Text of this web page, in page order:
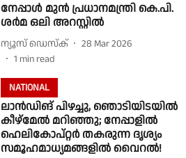
നേപ്പാൾ മുൻ പ്രധാനമന്ത്രി കെ.പി.
ശർമ ഒലി അറസ്റ്റിൽ
ന്യൂസ് ഡെസ്ക്
28 Mar 2026
1 min read
NATIONAL
ലാൻഡിങ് പിഴച്ചു, ഞൊടിയിടയിൽ
കീഴ്മേൽ മറിഞ്ഞു; നേപ്പാളിൽ
ഹെലികോപ്റ്റർ തകരുന്ന ദൃശ്യം
സമൂഹമാധ്യമങ്ങളിൽ വൈറൽ!